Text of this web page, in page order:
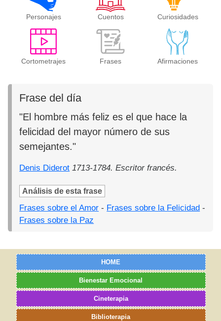
Personajes Cuentos Curiosidades
Cortometrajes Frases Afirmaciones
Frase del día
"El hombre más feliz es el que hace la
felicidad del mayor número de sus
semejantes."
Denis Diderot 1713-1784. Escritor francés.
Análisis de esta frase
Frases sobre el Amor - Frases sobre la Felicidad -
Frases sobre la Paz
HOME
Bienestar Emocional
Cineterapia
Biblioterapia